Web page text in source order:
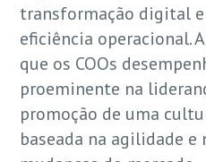
transformação digital
eficiência operacional.
que os COOs
proeminente na
promoção de uma
baseada na agilidade e